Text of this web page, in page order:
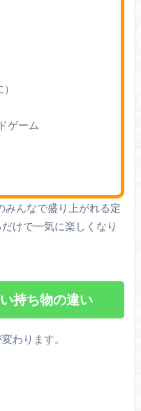
ゲーム
みんなで盛り上がれる定
けで一気に楽しくなり
持ち物の違い
わります。